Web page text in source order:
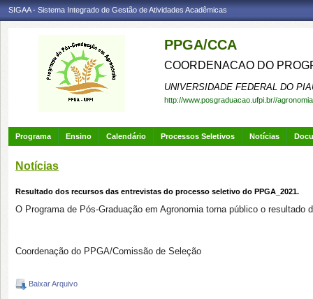
SIGAA - Sistema Integrado de Gestão de Atividades Acadêmicas
PPGA/CCA
COORDENACAO DO
UNIVERSIDADE FEDERAL DO
http://www.posgraduacao.ufpi.br//agronomia
Programa Ensino Calendário Processos Seletivos Notícias
Notícias
Resultado dos recursos das entrevistas do processo seletivo do PPGA_2021.
O Programa de Pós-Graduação em Agronomia torna público o
Coordenação do PPGA/Comissão de Seleção
Baixar Arquivo